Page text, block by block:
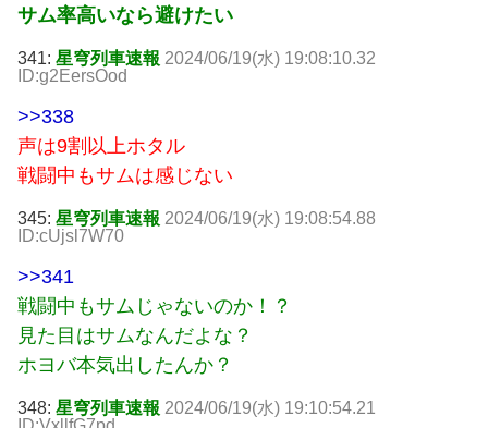
サム率高いなら避けたい
341: 星穹列車速報 2024/06/19(水) 19:08:10.32
ID:g2EersOod
>>338
声は9割以上ホタル
戦闘中もサムは感じない
345: 星穹列車速報 2024/06/19(水) 19:08:54.88
ID:cUjsl7W70
>>341
戦闘中もサムじゃないのか！？
見た目はサムなんだよな？
ホヨバ本気出したんか？
348: 星穹列車速報 2024/06/19(水) 19:10:54.21